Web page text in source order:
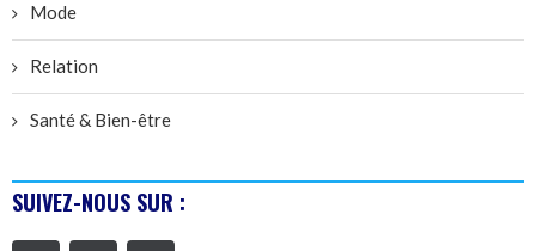
Mode
Relation
Santé & Bien-être
SUIVEZ-NOUS SUR :